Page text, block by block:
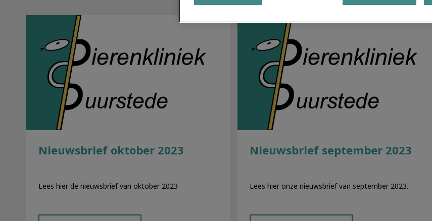
Nieuwsbrief oktober 2023
Nieuwsbrief oktober 2023
Lees hier de nieuwsbrief van oktober 2023
Nieuwsbrief september 2023
Nieuwsbrief september 2023
Lees hier onze nieuwsbrief van september 2023.